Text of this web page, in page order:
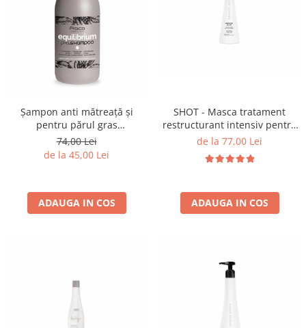
Bijuterii par
Cleme de par
Agrafe de par
Clipsuri de par
Pulverizatoare
Permanent par
Pelerine de tuns profesionale
Pudre fixare par
Burete pentru coc
Bandane | turbane
Extensii par natural
Accesorii extensii par
Cap manechin par natural
Șampon anti mătreață și
pentru părul gras
EQUILLIBRIUM - PROCO - 1L
74,00 Lei
de la 45,00 Lei
ADAUGA IN COS
SHOT - Masca tratament
restructurant intensiv pentru
par KERATIN - 250 ml
de la 77,00 Lei
ADAUGA IN COS